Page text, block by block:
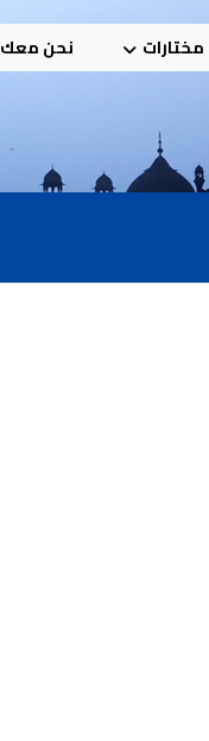
مختارات نحن معك